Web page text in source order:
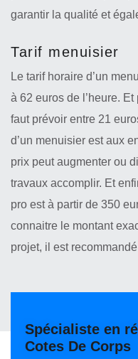
garantir la qualité et
Tarif menuisier
Le tarif horaire d’un
à 62 euros de l’heure.
faut prévoir entre 21
d’un menuisier est aux
prix peut augmenter ou
travaux accomplir. Et
pro est à partir de 350
connaitre le montant
projet, il est
Spécialiste en
Cotes De Corps